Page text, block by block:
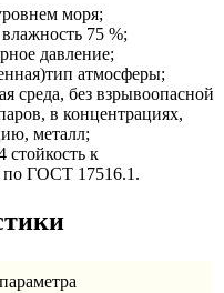
моря;
75 %;
давление;
атмосферы;
среда, без взрывоопасной
в концентрациях,
металл;
к
по ГОСТ 17516.1.